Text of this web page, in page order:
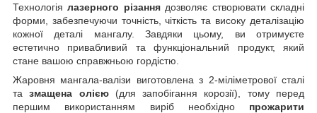
Технологіялазерного різаннядозволяє створювати складні
форми, забезпечуючи точність, чіткість та високу деталізацію
кожної деталі мангалу. Завдяки цьому, ви отримуєте
естетично привабливий та функціональний продукт, який
стане вашою справжньою гордістю.
Жаровня мангала-валізи виготовлена з 2-міліметрової сталі
тазмащена олією(для запобігання корозії), тому перед
першим використанням виріб необхідно прожарити